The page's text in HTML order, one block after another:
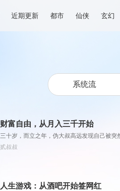
近期更新 都市 仙侠 玄幻
财富自由，从月入三千开始
三十岁，而立之年，伪大叔高远发现自己被突
贰叔叔
人生游戏：从酒吧开始签网红